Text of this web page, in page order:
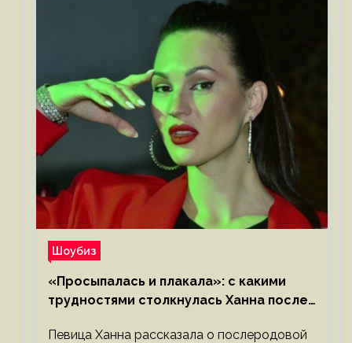
Шоубиз
«Просыпалась и плакала»: с какими
трудностями столкнулась Ханна после
Певица Ханна рассказала о послеродовой